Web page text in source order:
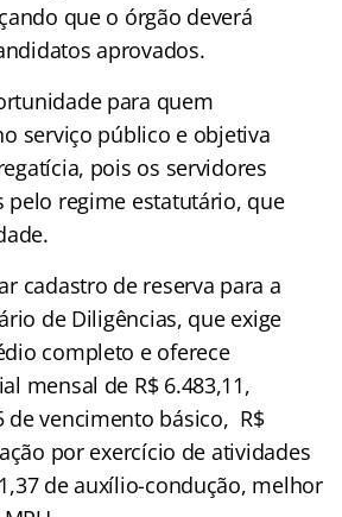
que o órgão deverá
aprovados.
para quem
serviço público e objetiva
pois os servidores
pelo regime estatutário, que
cadastro de reserva para a
de Diligências, que exige
completo e oferece
mensal de R$ 6.483,11,
de vencimento básico, R$
por exercício de atividades
de auxílio-condução, melhor